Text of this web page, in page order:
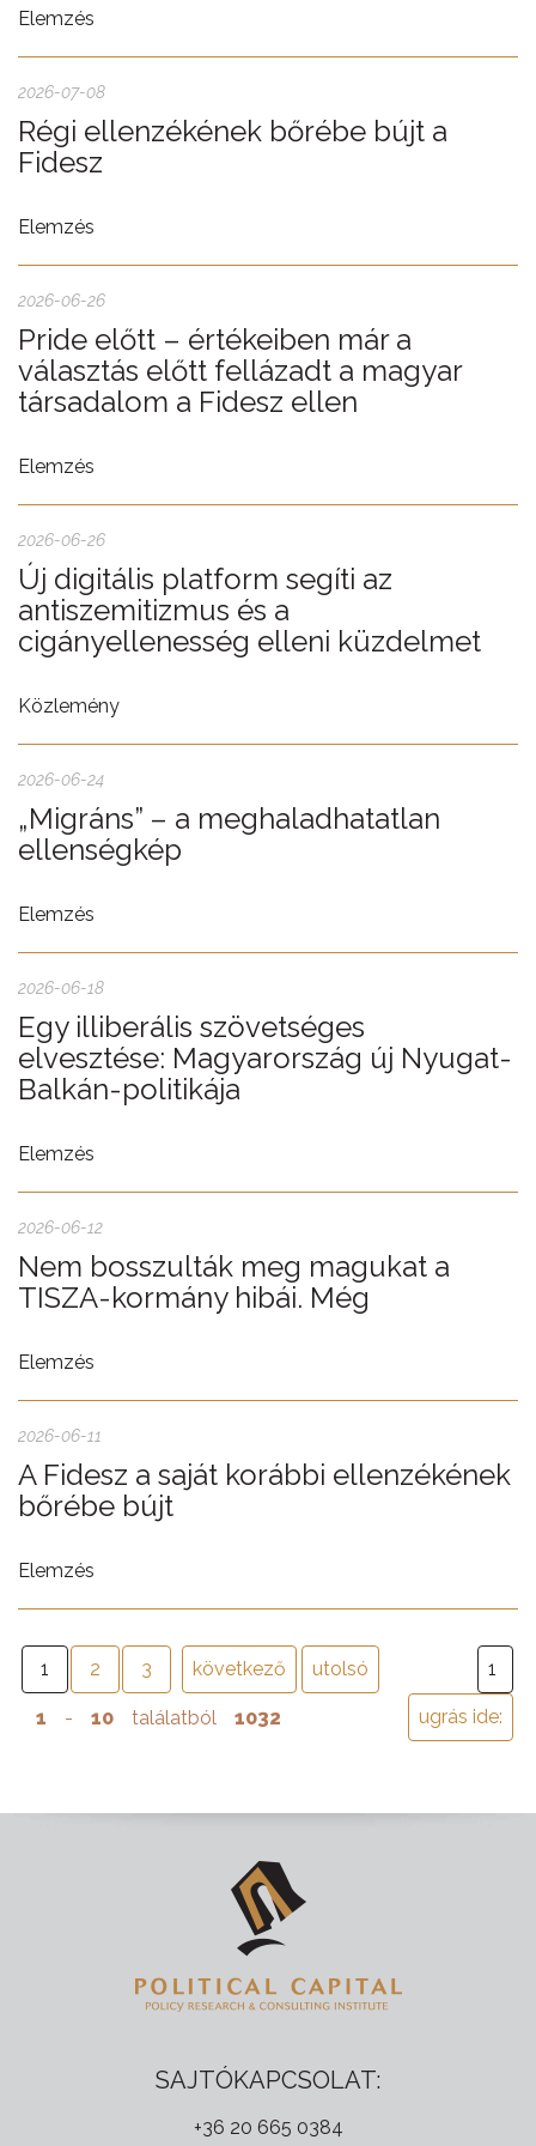
Elemzés
2026-07-08
Régi ellenzékének bőrébe bújt a
Fidesz
Elemzés
2026-06-26
Pride előtt – értékeiben már a
választás előtt fellázadt a magyar
társadalom a Fidesz ellen
Elemzés
2026-06-26
Új digitális platform segíti az
antiszemitizmus és a
cigányellenesség elleni küzdelmet
Közlemény
2026-06-24
„Migráns” – a meghaladhatatlan
ellenségkép
Elemzés
2026-06-18
Egy illiberális szövetséges
elvesztése: Magyarország új Nyugat-
Balkán-politikája
Elemzés
2026-06-12
Nem bosszulták meg magukat a
TISZA-kormány hibái. Még
Elemzés
2026-06-11
A Fidesz a saját korábbi ellenzékének
bőrébe bújt
Elemzés
1 2 3 következő utolsó
1 - 10 találatból 1032
SAJTÓKAPCSOLAT:
+36 20 665 0384